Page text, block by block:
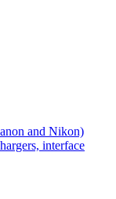
and Nikon)
interface